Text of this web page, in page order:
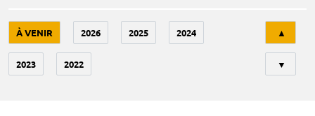
À VENIR 2026 2025 2024
2023 2022
▲
▼